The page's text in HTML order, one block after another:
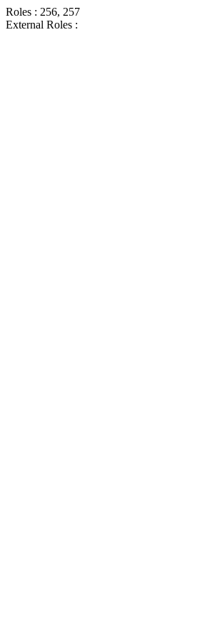
Roles : 256, 257
External Roles :